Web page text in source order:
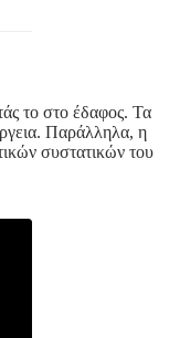
το στο έδαφος. Τα
Παράλληλα, η
συστατικών του